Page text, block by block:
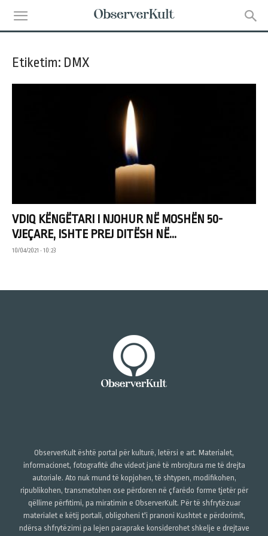
Etiketim: DMX
VDIQ KËNGËTARI I NJOHUR NË MOSHËN 50-
VJEÇARE, ISHTE PREJ DITËSH NË...
10/04/2021 • 10:23
ObserverKult është portal për kulturë, letërsi e art. Materialet,
informacionet, fotografitë dhe videot janë të mbrojtura me të drejta
autoriale. Ato nuk mund të kopjohen, të shtypen, modifikohen,
ripublikohen, transmetohen ose përdoren në çfarëdo forme tjetër për
qëllime përfitimi, pa miratimin e ObserverKult. Për të shfrytëzuar
materialet e këtij portali, obligoheni t'i pranoni Kushtet e përdorimit,
ndërsa shfrytëzimi pa lejen paraprake konsiderohet shkelje e drejtave